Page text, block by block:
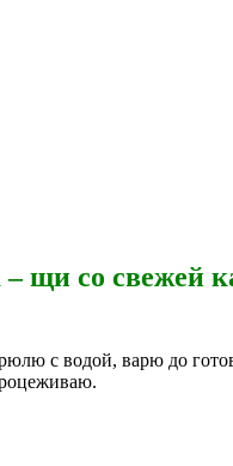
щи со свежей
с водой, варю до